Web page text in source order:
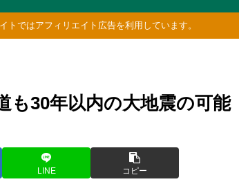
トではアフィリエイト広告を利用しています。
も30年以内の大地震の可能
LINE コピー